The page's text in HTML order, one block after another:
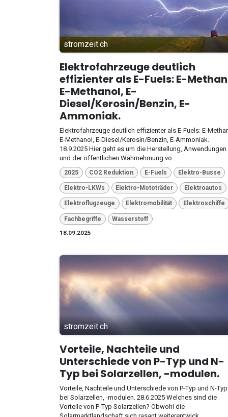
stromzeit.ch
Elektrofahrzeuge deutlich
effizienter als E-Fuels: E-
E-Methanol, E-
Diesel/Kerosin/Benzin, E-
Ammoniak.
Elektrofahrzeuge deutlich effizienter als E-Fuels: E-
E-Methanol, E-Diesel/Kerosin/Benzin, E-Ammoniak.
18.9.2025 Hier geht es um die Herstellung, Anwendungen
und der öffentlichen Wahrnehmung vo...
2025 CO2 Reduktion E-Fuels Elektro-Busse
Elektro-LKWs Elektro-Mototräder Elektroautos
Elektroflugzeuge Elektromobilität Elektroschiffe
Fachbegriffe
Wasserstoff
18.09.2025
stromzeit.ch
Vorteile, Nachteile und
Unterschiede von P-Typ und N-
Typ bei Solarzellen, -modulen.
Vorteile, Nachteile und Unterschiede von P-Typ und N-Typ
bei Solarzellen, -modulen. 28.6.2025 Welches sind die
Vorteile von P-Typ Solarzellen? Obwohl die
Solarmarktlandschaft sich rasant weiterentwick...